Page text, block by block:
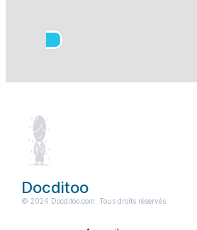
Docditoo
© 2024 Docditoo.com. Tous droits réservés